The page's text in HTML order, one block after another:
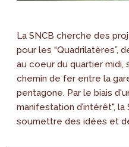
La SNCB cherche des
pour les “Quadrilatères”,
au coeur du quartier midi,
chemin de fer entre la
pentagone. Par le biais
manifestation d’intérêt", la
soumettre des idées et